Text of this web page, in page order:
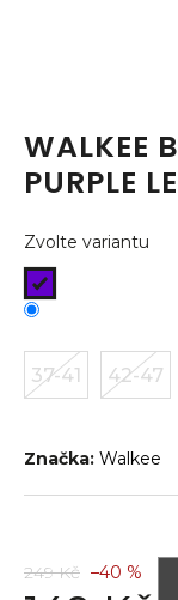
WALKEE
PURPLE
Zvolte variantu
37-41 42-47
Značka: Walkee
249 Kč –40 %
?
D
o
o
r
u
j